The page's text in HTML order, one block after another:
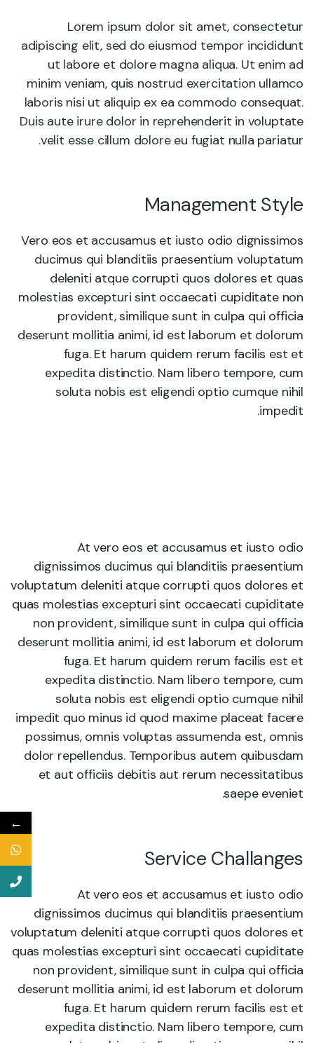
Lorem ipsum dolor sit amet, consectetur
adipiscing elit, sed do eiusmod tempor incididunt
ut labore et dolore magna aliqua. Ut enim ad
minim veniam, quis nostrud exercitation ullamco
laboris nisi ut aliquip ex ea commodo consequat.
Duis aute irure dolor in reprehenderit in voluptate
velit esse cillum dolore eu fugiat nulla pariatur.
Management Style
Vero eos et accusamus et iusto odio dignissimos
ducimus qui blanditiis praesentium voluptatum
deleniti atque corrupti quos dolores et quas
molestias excepturi sint occaecati cupiditate non
provident, similique sunt in culpa qui officia
deserunt mollitia animi, id est laborum et dolorum
fuga. Et harum quidem rerum facilis est et
expedita distinctio. Nam libero tempore, cum
soluta nobis est eligendi optio cumque nihil
impedit.
At vero eos et accusamus et iusto odio
dignissimos ducimus qui blanditiis praesentium
voluptatum deleniti atque corrupti quos dolores et
quas molestias excepturi sint occaecati cupiditate
non provident, similique sunt in culpa qui officia
deserunt mollitia animi, id est laborum et dolorum
fuga. Et harum quidem rerum facilis est et
expedita distinctio. Nam libero tempore, cum
soluta nobis est eligendi optio cumque nihil
impedit quo minus id quod maxime placeat facere
possimus, omnis voluptas assumenda est, omnis
dolor repellendus. Temporibus autem quibusdam
et aut officiis debitis aut rerum necessitatibus
saepe eveniet.
Service Challanges
At vero eos et accusamus et iusto odio
dignissimos ducimus qui blanditiis praesentium
voluptatum deleniti atque corrupti quos dolores et
quas molestias excepturi sint occaecati cupiditate
non provident, similique sunt in culpa qui officia
deserunt mollitia animi, id est laborum et dolorum
fuga. Et harum quidem rerum facilis est et
expedita distinctio. Nam libero tempore, cum
←